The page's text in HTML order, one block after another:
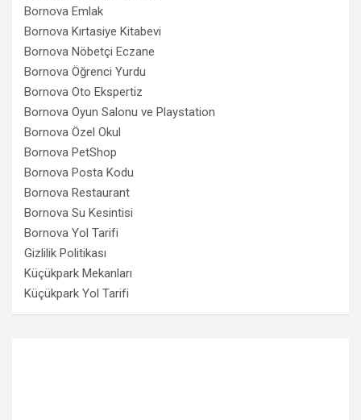
Bornova Emlak
Bornova Kırtasiye Kitabevi
Bornova Nöbetçi Eczane
Bornova Öğrenci Yurdu
Bornova Oto Ekspertiz
Bornova Oyun Salonu ve Playstation
Bornova Özel Okul
Bornova PetShop
Bornova Posta Kodu
Bornova Restaurant
Bornova Su Kesintisi
Bornova Yol Tarifi
Gizlilik Politikası
Küçükpark Mekanları
Küçükpark Yol Tarifi